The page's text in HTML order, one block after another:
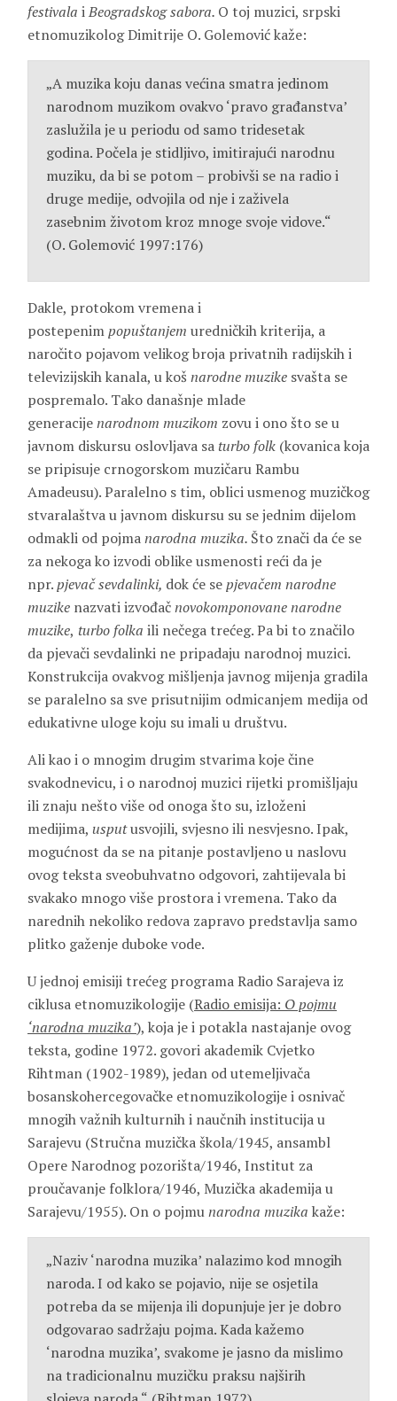
festivala iBeogradskog sabora. O toj muzici, srpski
etnomuzikolog Dimitrije O. Golemović kaže:
„A muzika koju danas većina smatra jedinom
narodnom muzikom ovakvo ‘pravo građanstva’
zaslužila je u periodu od samo tridesetak
godina. Počela je stidljivo, imitirajući narodnu
muziku, da bi se potom – probivši se na radio i
druge medije, odvojila od nje i zaživela
zasebnim životom kroz mnoge svoje vidove.“
(O. Golemović 1997:176)
Dakle, protokom vremena i
postepenimpopuštanjem uredničkih kriterija, a
naročito pojavom velikog broja privatnih radijskih i
televizijskih kanala, u koš narodne muzike svašta se
pospremalo. Tako današnje mlade
generacijenarodnom muzikom zovu i ono što se u
javnom diskursu oslovljava sa turbo folk (kovanica koja
se pripisuje crnogorskom muzičaru Rambu
Amadeusu). Paralelno s tim, oblici usmenog muzičkog
stvaralaštva u javnom diskursu su se jednim dijelom
odmakli od pojmanarodna muzika. Što znači da će se
za nekoga ko izvodi oblike usmenosti reći da je
npr.pjevač sevdalinki, dok će sepjevačem narodne
muzike nazvati izvođačnovokomponovane narodne
muzike, turbo folka ili nečega trećeg. Pa bi to značilo
da pjevači sevdalinki ne pripadaju narodnoj muzici.
Konstrukcija ovakvog mišljenja javnog mijenja gradila
se paralelno sa sve prisutnijim odmicanjem medija od
edukativne uloge koju su imali u društvu.
Ali kao i o mnogim drugim stvarima koje čine
svakodnevicu, i o narodnoj muzici rijetki promišljaju
ili znaju nešto više od onoga što su, izloženi
medijima, usputusvojili, svjesno ili nesvjesno. Ipak,
mogućnost da se na pitanje postavljeno u naslovu
ovog teksta sveobuhvatno odgovori, zahtijevala bi
svakako mnogo više prostora i vremena. Tako da
narednih nekoliko redova zapravo predstavlja samo
plitko gaženje duboke vode.
U jednoj emisiji trećeg programa Radio Sarajeva iz
ciklusa etnomuzikologije (Radio emisija: O pojmu
‘narodna muzika’), koja je i potakla nastajanje ovog
teksta, godine 1972. govori akademik Cvjetko
Rihtman (1902-1989), jedan od utemeljivača
bosanskohercegovačke etnomuzikologije i osnivač
mnogih važnih kulturnih i naučnih institucija u
Sarajevu (Stručna muzička škola/1945, ansambl
Opere Narodnog pozorišta/1946, Institut za
proučavanje folklora/1946, Muzička akademija u
Sarajevu/1955). On o pojmunarodna muzika kaže:
„Naziv ‘narodna muzika’ nalazimo kod mnogih
naroda. I od kako se pojavio, nije se osjetila
potreba da se mijenja ili dopunjuje jer je dobro
odgovarao sadržaju pojma. Kada kažemo
‘narodna muzika’, svakome je jasno da mislimo
na tradicionalnu muzičku praksu najširih